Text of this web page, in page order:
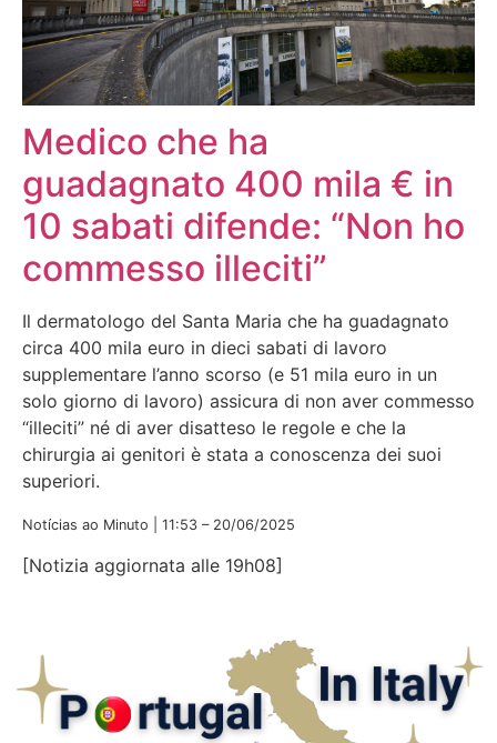
Medico che ha
guadagnato 400 mila € in
10 sabati difende: “Non ho
commesso illeciti”
Il dermatologo del Santa Maria che ha guadagnato
circa 400 mila euro in dieci sabati di lavoro
supplementare l’anno scorso (e 51 mila euro in un
solo giorno di lavoro) assicura di non aver commesso
“illeciti” né di aver disatteso le regole e che la
chirurgia ai genitori è stata a conoscenza dei suoi
superiori.
Notícias ao Minuto | 11:53 – 20/06/2025
[Notizia aggiornata alle 19h08]